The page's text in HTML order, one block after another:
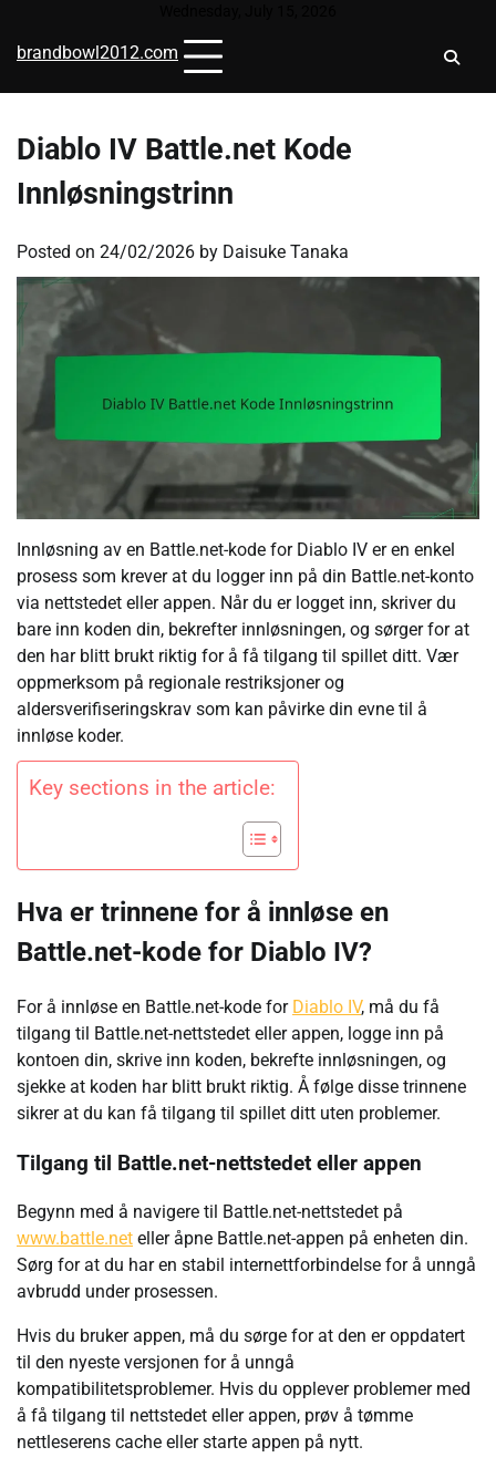
content
brandbowl2012.com
Diablo IV Battle.net Kode
Innløsningstrinn
Posted on 24/02/2026 by Daisuke Tanaka
Innløsning av en Battle.net-kode for Diablo IV er en enkel
prosess som krever at du logger inn på din Battle.net-konto
via nettstedet eller appen. Når du er logget inn, skriver du
bare inn koden din, bekrefter innløsningen, og sørger for at
den har blitt brukt riktig for å få tilgang til spillet ditt. Vær
oppmerksom på regionale restriksjoner og
aldersverifiseringskrav som kan påvirke din evne til å
innløse koder.
Key sections in the article:
Hva er trinnene for å innløse en
Battle.net-kode for Diablo IV?
For å innløse en Battle.net-kode for Diablo IV, må du få
tilgang til Battle.net-nettstedet eller appen, logge inn på
kontoen din, skrive inn koden, bekrefte innløsningen, og
sjekke at koden har blitt brukt riktig. Å følge disse trinnene
sikrer at du kan få tilgang til spillet ditt uten problemer.
Tilgang til Battle.net-nettstedet eller appen
Begynn med å navigere til Battle.net-nettstedet på
www.battle.net eller åpne Battle.net-appen på enheten din.
Sørg for at du har en stabil internettforbindelse for å unngå
avbrudd under prosessen.
Hvis du bruker appen, må du sørge for at den er oppdatert
til den nyeste versjonen for å unngå
kompatibilitetsproblemer. Hvis du opplever problemer med
å få tilgang til nettstedet eller appen, prøv å tømme
nettleserens cache eller starte appen på nytt.